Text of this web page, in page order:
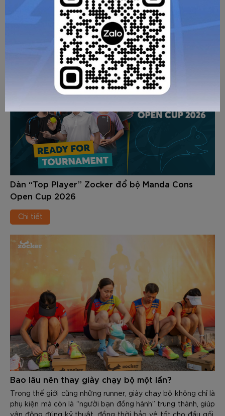
CÁC BÀI VIẾT KHÁC
Dàn “Top Player” Zocker đổ bộ Manda Cons
Open Cup 2026
Chi tiết
Bao lâu nên thay giày chạy bộ một lần?
Trong thế giới cũng những runner, giày chạy bộ không chỉ là
phụ kiện mà còn là “người bạn đồng hành” trung thành, giúp
vận động đúng kỹ thuật, đồng thời bảo vệ tốt cho đầu gối,